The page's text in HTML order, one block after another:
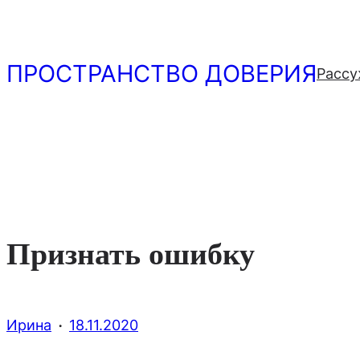
содержимому
ПРОСТРАНСТВО ДОВЕРИЯ
Признать ошибку
Ирина · 18.11.2020